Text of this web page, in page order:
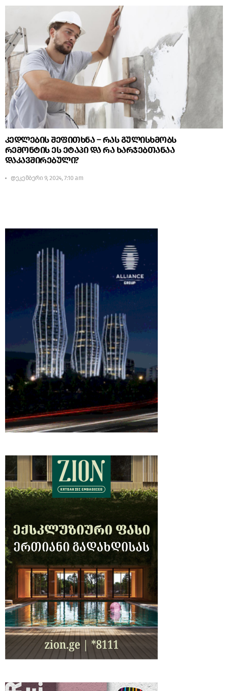
კედლების შეფითხნა – რას გულისხმობს
რემონტის ეს ეტაპი და რა ხარჯებთანაა
დაკავშირებული?
დეკემბერი 9, 2024, 7:10 am